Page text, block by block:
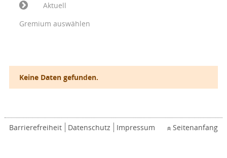
Aktuell
Gremium auswählen
Keine Daten gefunden.
Barrierefreiheit Datenschutz Impressum Seitenanfang